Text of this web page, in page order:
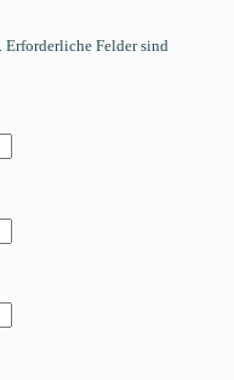
Erforderliche Felder sind